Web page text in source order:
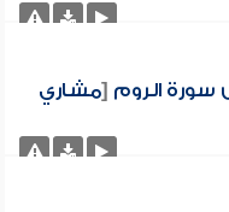
الروم [مشاري